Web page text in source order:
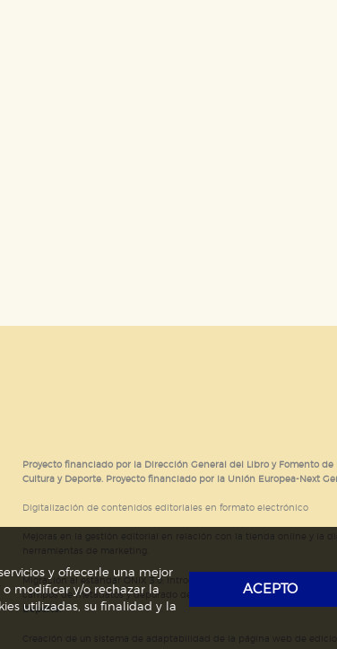
Proyecto financiado por la Dirección General del Libro y Fomento de
Cultura y Deporte. Proyecto financiado por la Unión Europea-Next
Digitalización de contenidos editoriales en formato electrónico
Migración al estándar ONIX 3.0; introducción del estándar ISNI;
campos de metadatos y depurado de código HTML.Actividad
Deporte.
y ofrecerle una mejor
o modificar y/o rechazar la
utilizadas, su finalidad y la
ACEPTO